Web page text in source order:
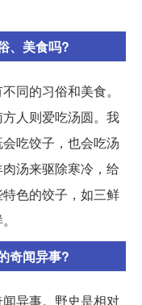
、美食吗?
同的习俗和美食。
人则爱吃汤圆。我
吃饺子，也会吃汤
汤来驱除寒冷，给
色的饺子，如三鲜
奇闻异事?
异事。野史是相对